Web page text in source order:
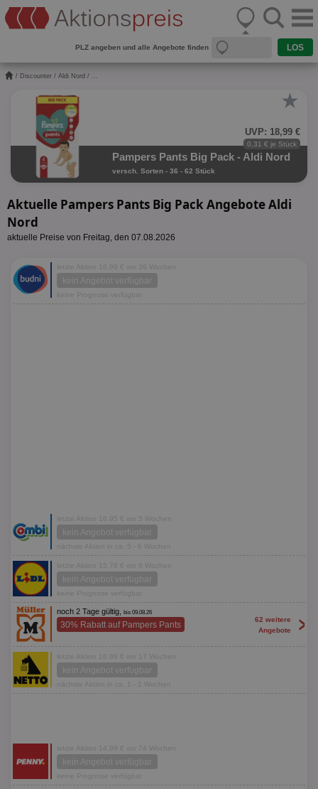
PLZ angeben und alle Angebote finden
/ Discounter / Aldi Nord / ...
★
UVP: 18,99 €
0,31 € je Stück
Pampers Pants Big Pack - Aldi Nord
versch. Sorten - 36 - 62 Stück
Aktuelle Pampers Pants Big Pack Angebote Aldi
Nord
aktuelle Preise von Freitag, den 07.08.2026
letzte Aktion 16,99 € vor 39 Wochen
kein Angebot verfügbar
keine Prognose verfügbar
letzte Aktion 16,95 € vor 5 Wochen
kein Angebot verfügbar
nächste Aktion in ca. 5 - 6 Wochen
letzte Aktion 15,78 € vor 6 Wochen
kein Angebot verfügbar
keine Prognose verfügbar
noch 2 Tage gültig, bis 09.08.26
30% Rabatt auf Pampers Pants
62 weitere
Angebote
>
letzte Aktion 16,99 € vor 17 Wochen
kein Angebot verfügbar
nächste Aktion in ca. 1 - 2 Wochen
letzte Aktion 14,99 € vor 74 Wochen
kein Angebot verfügbar
keine Prognose verfügbar